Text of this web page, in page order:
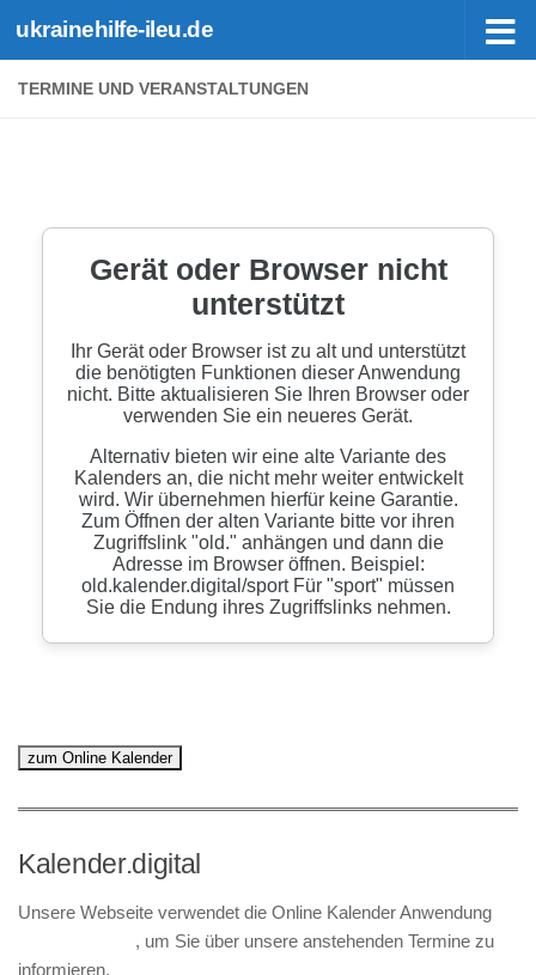
Zum Inhalt springen
ukrainehilfe-ileu.de
TERMINE UND VERANSTALTUNGEN
zum Online Kalender
Kalender.digital
Unsere Webseite verwendet die Online Kalender Anwendung
, um Sie über unsere anstehenden Termine zu
informieren.